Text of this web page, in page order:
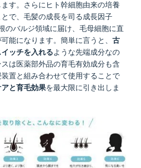
す。さらにヒト幹細胞由来の培養
で、毛髪の成長を司る成長因子
のバルジ領域に届け、毛母細胞に直
能になります。簡単に言うと、 古
ッチを入れるような先端成分なの
は医薬部外品の育毛有効成分も含
置と組み合わせて使用することで
と育毛効果を最大限に引き出しま